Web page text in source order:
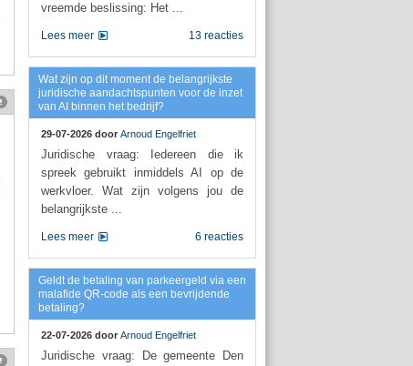
vreemde beslissing: Het ...
13 reacties
Lees meer
Wat zijn op dit moment de belangrijkste
juridische aandachtspunten voor de inzet
van AI binnen het bedrijf?
29-07-2026 door Arnoud Engelfriet
Juridische vraag: Iedereen die ik
spreek gebruikt inmiddels AI op de
werkvloer. Wat zijn volgens jou de
belangrijkste ...
6 reacties
Lees meer
Geldt de betaling van parkeergeld via een
malafide QR-code als een bevrijdende
betaling?
22-07-2026 door Arnoud Engelfriet
Juridische vraag: De gemeente Den